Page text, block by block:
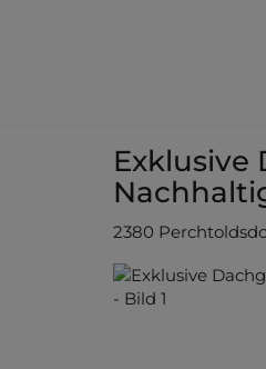
Exklusive
2380